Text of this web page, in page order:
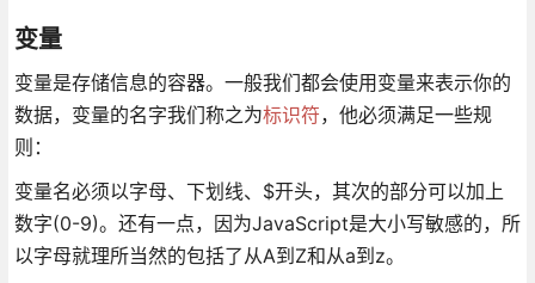
变量
变量是存储信息的容器。一般我们都会使用变量来表示你的
数据，变量的名字我们称之为标识符，他必须满足一些规
则：
变量名必须以字母、下划线、$开头，其次的部分可以加上
数字(0-9)。还有一点，因为JavaScript是大小写敏感的，所
以字母就理所当然的包括了从A到Z和从a到z。